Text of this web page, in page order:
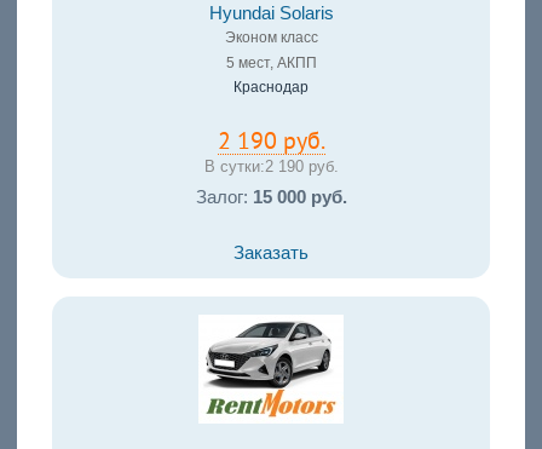
Hyundai Solaris
Эконом класс
5 мест, АКПП
Краснодар
2 190 руб.
В сутки:2 190 руб.
Залог: 15 000 руб.
Заказать